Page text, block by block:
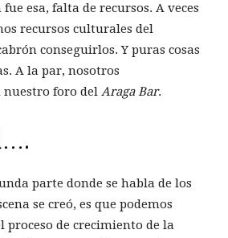
esa, falta de recursos. A veces
recursos culturales del
conseguirlos. Y puras cosas
A la par, nosotros
nuestro foro del Araga Bar.
parte donde se habla de los
se creó, es que podemos
proceso de crecimiento de la